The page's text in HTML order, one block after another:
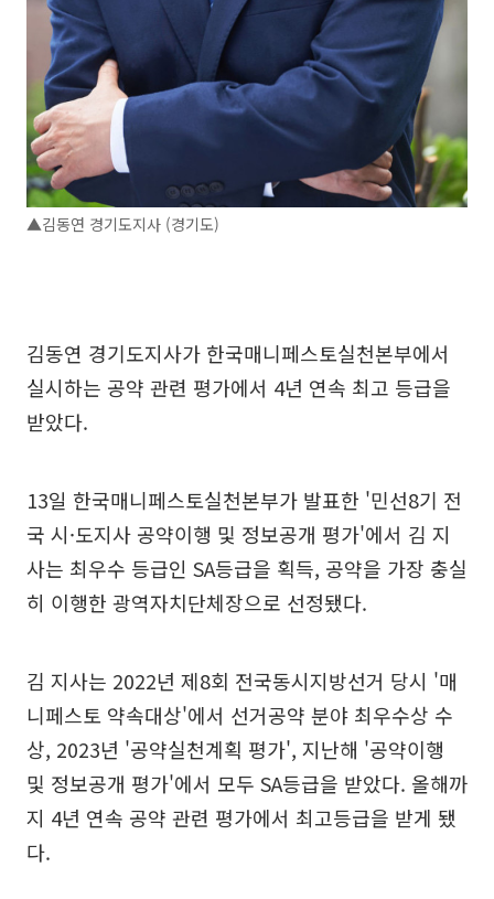
▲김동연 경기도지사 (경기도)
김동연 경기도지사가 한국매니페스토실천본부에서
실시하는 공약 관련 평가에서 4년 연속 최고 등급을
받았다.
13일 한국매니페스토실천본부가 발표한 '민선8기 전
국 시·도지사 공약이행 및 정보공개 평가'에서 김 지
사는 최우수 등급인 SA등급을 획득, 공약을 가장 충실
히 이행한 광역자치단체장으로 선정됐다.
김 지사는 2022년 제8회 전국동시지방선거 당시 '매
니페스토 약속대상'에서 선거공약 분야 최우수상 수
상, 2023년 '공약실천계획 평가', 지난해 '공약이행
및 정보공개 평가'에서 모두 SA등급을 받았다. 올해까
지 4년 연속 공약 관련 평가에서 최고등급을 받게 됐
다.